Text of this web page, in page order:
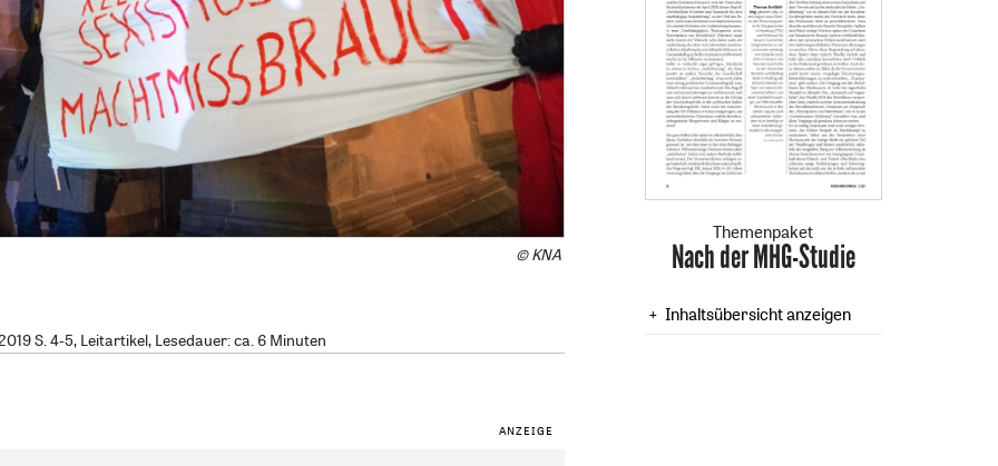
© KNA
S. 4-5, Leitartikel, Lesedauer: ca. 6 Minuten
Themenpaket
:
Nach der MHG-Studie
Inhaltsübersicht anzeigen